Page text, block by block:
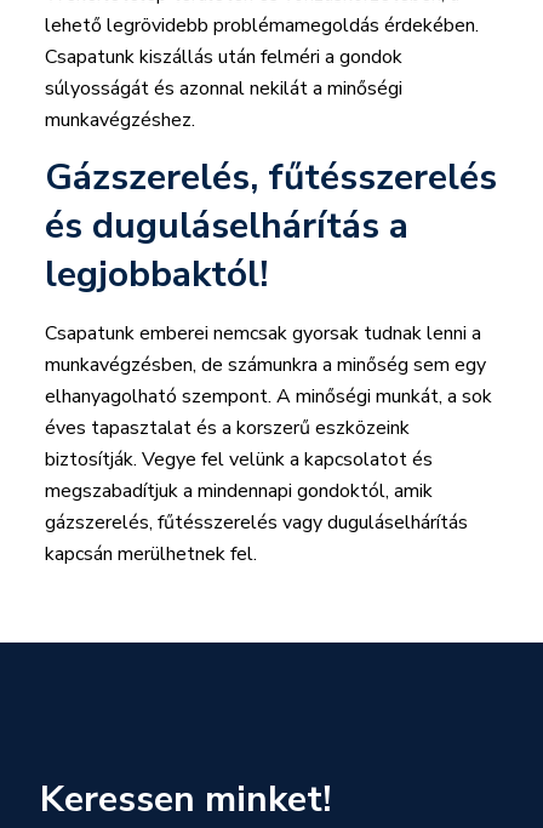
lehető legrövidebb problémamegoldás érdekében.
Csapatunk kiszállás után felméri a gondok
súlyosságát és azonnal nekilát a minőségi
munkavégzéshez.
Gázszerelés, fűtésszerelés
és duguláselhárítás a
legjobbaktól!
Csapatunk emberei nemcsak gyorsak tudnak lenni a
munkavégzésben, de számunkra a minőség sem egy
elhanyagolható szempont. A minőségi munkát, a sok
éves tapasztalat és a korszerű eszközeink
biztosítják. Vegye fel velünk a kapcsolatot és
megszabadítjuk a mindennapi gondoktól, amik
gázszerelés, fűtésszerelés vagy duguláselhárítás
kapcsán merülhetnek fel.
Keressen minket!